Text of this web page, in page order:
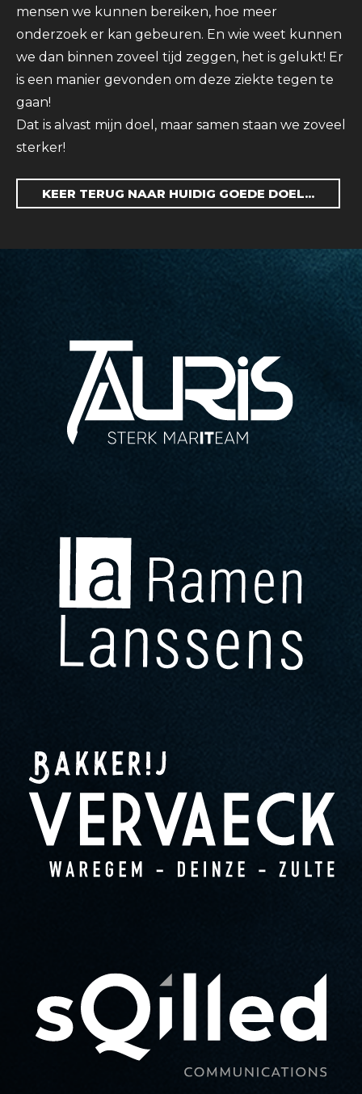
mensen we kunnen bereiken, hoe meer
onderzoek er kan gebeuren. En wie weet kunnen
we dan binnen zoveel tijd zeggen, het is gelukt! Er
is een manier gevonden om deze ziekte tegen te
gaan!
Dat is alvast mijn doel, maar samen staan we zoveel
sterker!
KEER TERUG NAAR HUIDIG GOEDE DOEL...